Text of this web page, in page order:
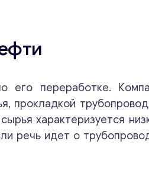
его переработке.
прокладкой
характеризуется
речь идет о